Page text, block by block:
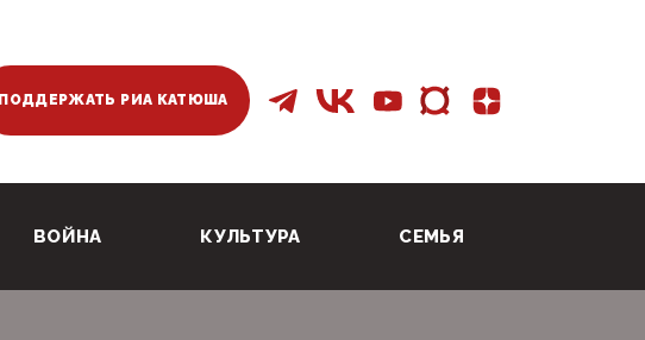
ПОДДЕРЖАТЬ РИА КАТЮША
ВОЙНА КУЛЬТУРА СЕМЬЯ